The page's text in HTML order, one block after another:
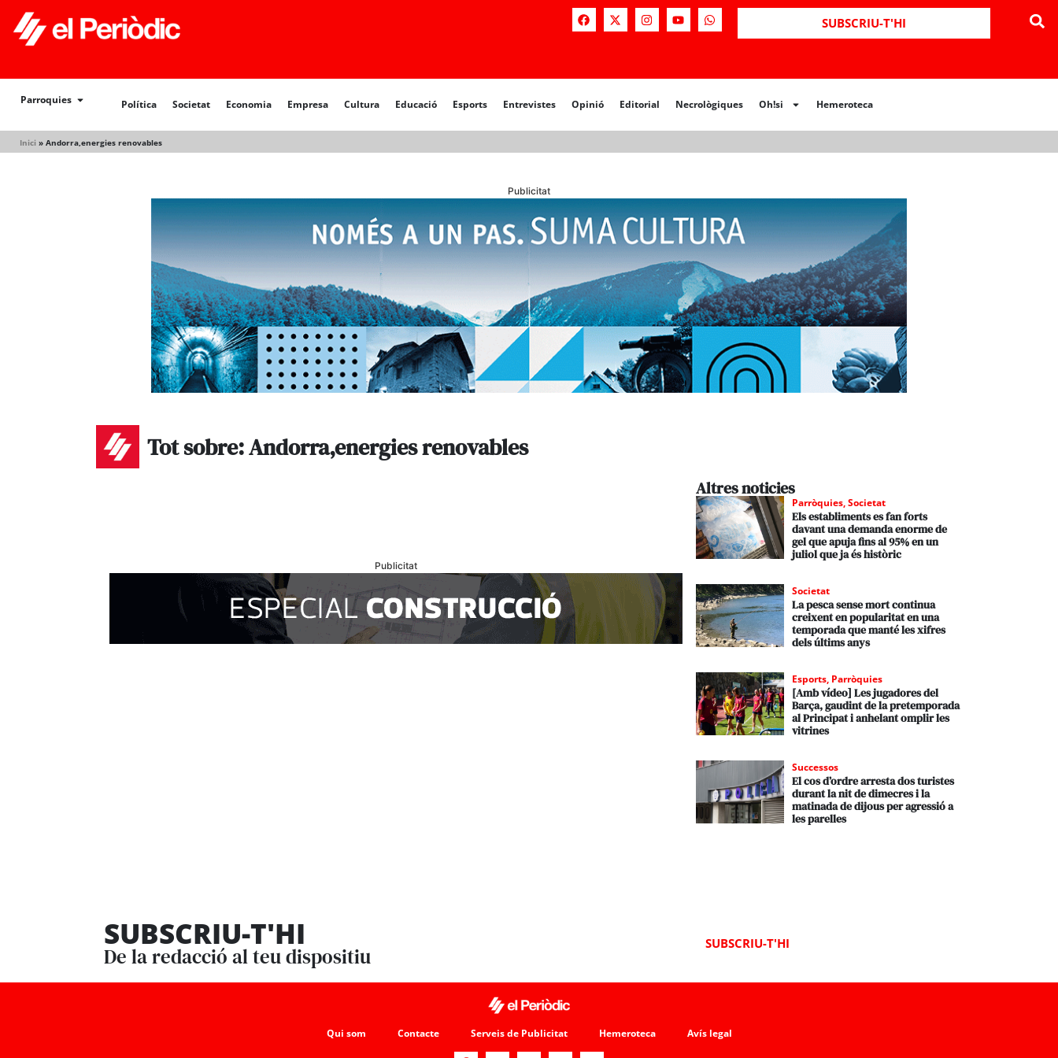
SUBSCRIU-T'HI
Parroquies Política Societat Economia Empresa Cultura Educació Esports Entrevistes Opinió Editorial Necrològiques Oh!si Hemeroteca
Inici » Andorra,energies renovables
Política Societat Opinió Editorial Necrològiques Hemeroteca
Publicitat
Tot sobre: Andorra,energies renovables
Publicitat
Altres noticies
Parròquies,Societat
Els establiments es fan forts
davant una demanda enorme de
gel que apuja fins al 95% en un
juliol que ja és històric
Societat
La pesca sense mort continua
creixent en popularitat en una
temporada que manté les xifres
dels últims anys
Esports, Parròquies
[Amb vídeo] Les jugadores del
Barça, gaudint de la pretemporada
al Principat i anhelant omplir les
vitrines
Successos
El cos d’ordre arresta dos turistes
durant la nit de dimecres i la
matinada de dijous per agressió a
les parelles
SUBSCRIU-T'HI
De la redacció al teu dispositiu
SUBSCRIU-T'HI
Qui som Contacte Serveis de Publicitat Hemeroteca Avís legal